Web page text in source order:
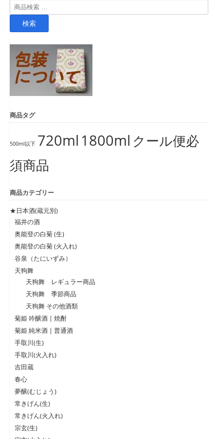
検
索
検索
商品タグ
500ml以下 720ml 1800ml クール便必
須商品
商品カテゴリー
★日本酒(蔵元別)
福井の酒
奥能登の白菊 (生)
奥能登の白菊 (火入れ)
谷泉（たにいずみ）
天狗舞
天狗舞 レギュラー商品
天狗舞 季節商品
天狗舞 その他酒類
菊姫 吟醸酒 | 焼酎
菊姫 純米酒 | 普通酒
手取川(生)
手取川(火入れ)
吉田蔵
春心
夢醸(むじょう)
常きげん(生)
常きげん(火入れ)
宗玄(生)